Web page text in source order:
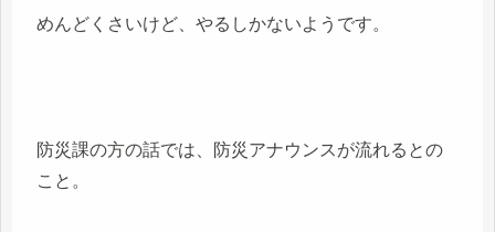
めんどくさいけど、やるしかないようです。
防災課の方の話では、防災アナウンスが流れるとの
こと。